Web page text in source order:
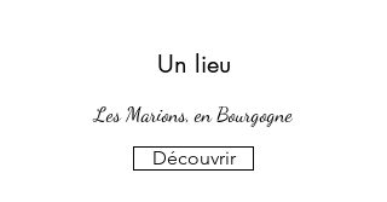
Un lieu
Les Marions, en Bourgogne
Découvrir